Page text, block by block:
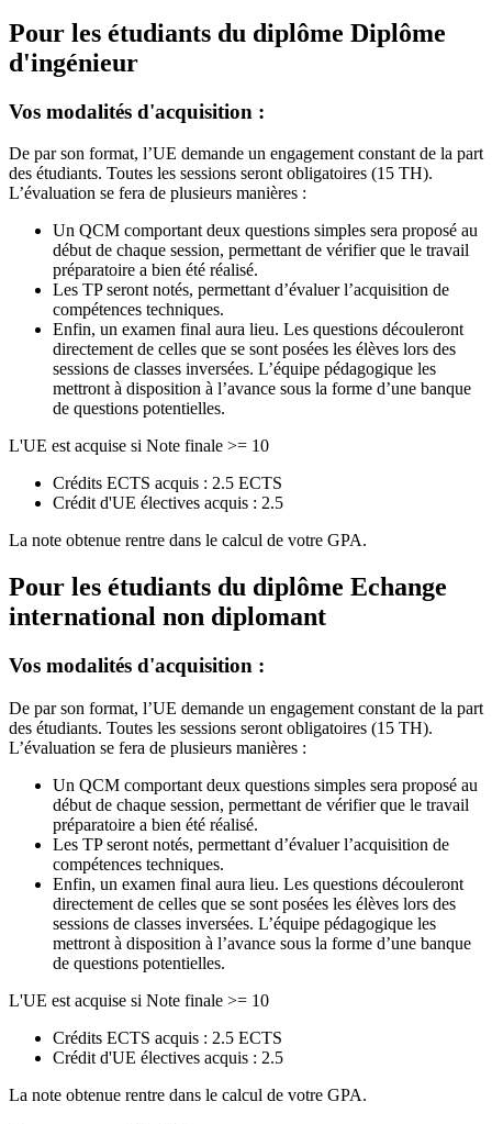
Pour les étudiants du diplôme Diplôme
d'ingénieur
Vos modalités d'acquisition :
De par son format, l’UE demande un engagement constant de la part
des étudiants. Toutes les sessions seront obligatoires (15 TH).
L’évaluation se fera de plusieurs manières :
Un QCM comportant deux questions simples sera proposé au
début de chaque session, permettant de vérifier que le travail
préparatoire a bien été réalisé.
Les TP seront notés, permettant d’évaluer l’acquisition de
compétences techniques.
Enfin, un examen final aura lieu. Les questions découleront
directement de celles que se sont posées les élèves lors des
sessions de classes inversées. L’équipe pédagogique les
mettront à disposition à l’avance sous la forme d’une banque
de questions potentielles.
L'UE est acquise si Note finale >= 10
Crédits ECTS acquis : 2.5 ECTS
Crédit d'UE électives acquis : 2.5
La note obtenue rentre dans le calcul de votre GPA.
Pour les étudiants du diplôme Echange
international non diplomant
Vos modalités d'acquisition :
De par son format, l’UE demande un engagement constant de la part
des étudiants. Toutes les sessions seront obligatoires (15 TH).
L’évaluation se fera de plusieurs manières :
Un QCM comportant deux questions simples sera proposé au
début de chaque session, permettant de vérifier que le travail
préparatoire a bien été réalisé.
Les TP seront notés, permettant d’évaluer l’acquisition de
compétences techniques.
Enfin, un examen final aura lieu. Les questions découleront
directement de celles que se sont posées les élèves lors des
sessions de classes inversées. L’équipe pédagogique les
mettront à disposition à l’avance sous la forme d’une banque
de questions potentielles.
L'UE est acquise si Note finale >= 10
Crédits ECTS acquis : 2.5 ECTS
Crédit d'UE électives acquis : 2.5
La note obtenue rentre dans le calcul de votre GPA.